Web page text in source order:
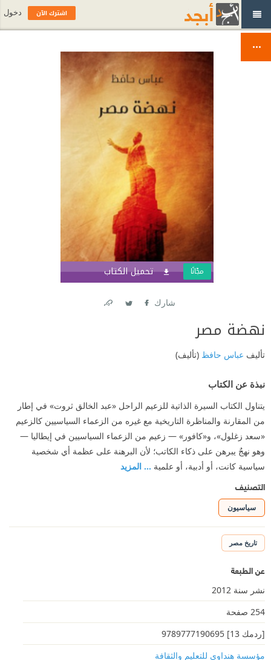
تحميل الكتاب مجّانًا
شارك
نهضة مصر
تأليف عباس حافظ (تأليف)
نبذة عن الكتاب
يتناول الكتاب السيرة الذاتية للزعيم الراحل «عبد الخالق ثروت» في إطار
من المقارنة والمناظرة التاريخية مع غيره من الزعماء السياسيين كالزعيم
«سعد زغلول»، و«كافور» — زعيم من الزعماء السياسيين في إيطاليا —
وهو نهجٌ يبرهن على ذكاء الكاتب؛ لأن البرهنة على عظمة أي شخصية
سياسية كانت، أو أدبية، أو علمية ... المزيد
التصنيف
سياسيون
تاريخ مصر
عن الطبعة
نشر سنة 2012
254 صفحة
[ردمك 13] 9789777190695
مؤسسة هنداوي للتعليم والثقافة
اشترك الآن دخول